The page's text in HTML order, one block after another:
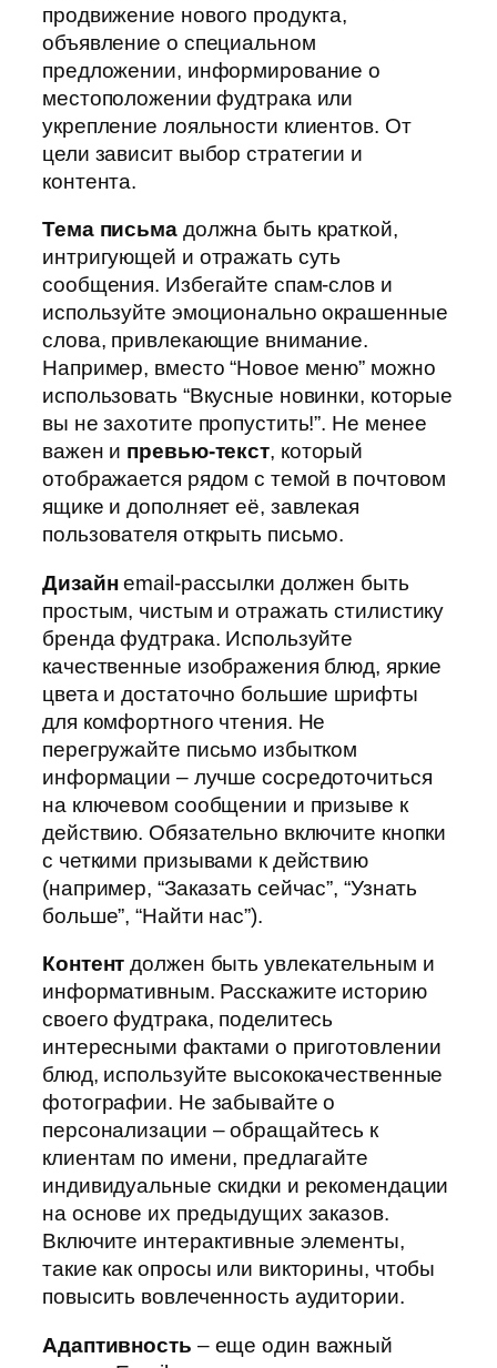
продвижение нового продукта,
объявление о специальном
предложении, информирование о
местоположении фудтрака или
укрепление лояльности клиентов. От
цели зависит выбор стратегии и
контента.
Тема письмадолжна быть краткой,
интригующей и отражать суть
сообщения. Избегайте спам-слов и
используйте эмоционально окрашенные
слова, привлекающие внимание.
Например, вместо “Новое меню” можно
использовать “Вкусные новинки, которые
вы не захотите пропустить!”. Не менее
важен и превью-текст, который
отображается рядом с темой в почтовом
ящике и дополняет её, завлекая
пользователя открыть письмо.
Дизайнemail-рассылки должен быть
простым, чистым и отражать стилистику
бренда фудтрака. Используйте
качественные изображения блюд, яркие
цвета и достаточно большие шрифты
для комфортного чтения. Не
перегружайте письмо избытком
информации – лучше сосредоточиться
на ключевом сообщении и призыве к
действию. Обязательно включите кнопки
с четкими призывами к действию
(например, “Заказать сейчас”, “Узнать
больше”, “Найти нас”).
Контент должен быть увлекательным и
информативным. Расскажите историю
своего фудтрака, поделитесь
интересными фактами о приготовлении
блюд, используйте высококачественные
фотографии. Не забывайте о
персонализации – обращайтесь к
клиентам по имени, предлагайте
индивидуальные скидки и рекомендации
на основе их предыдущих заказов.
Включите интерактивные элементы,
такие как опросы или викторины, чтобы
повысить вовлеченность аудитории.
Адаптивность – еще один важный